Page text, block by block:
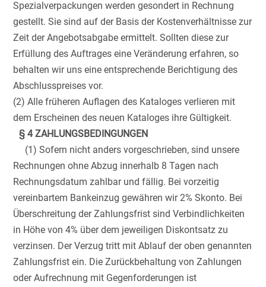
Spezialverpackungen werden gesondert in Rechnung
gestellt. Sie sind auf der Basis der Kostenverhältnisse zur
Zeit der Angebotsabgabe ermittelt. Sollten diese zur
Erfüllung des Auftrages eine Veränderung erfahren, so
behalten wir uns eine entsprechende Berichtigung des
Abschlusspreises vor.
(2) Alle früheren Auflagen des Kataloges verlieren mit
dem Erscheinen des neuen Kataloges ihre Gültigkeit.
§ 4 ZAHLUNGSBEDINGUNGEN
(1) Sofern nicht anders vorgeschrieben, sind unsere
Rechnungen ohne Abzug innerhalb 8 Tagen nach
Rechnungsdatum zahlbar und fällig. Bei vorzeitig
vereinbartem Bankeinzug gewähren wir 2% Skonto. Bei
Überschreitung der Zahlungsfrist sind Verbindlichkeiten
in Höhe von 4% über dem jeweiligen Diskontsatz zu
verzinsen. Der Verzug tritt mit Ablauf der oben genannten
Zahlungsfrist ein. Die Zurückbehaltung von Zahlungen
oder Aufrechnung mit Gegenforderungen ist